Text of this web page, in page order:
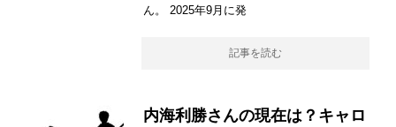
ん。 2025年9月に発
記事を読む
内海利勝さんの現在は？キャロ